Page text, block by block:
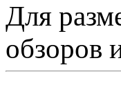
Для
обзоров